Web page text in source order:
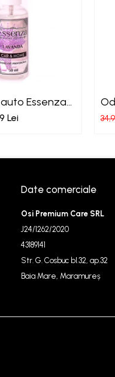
Essenza
Lei
Date comerciale
Osi Premium Care SRL
J24/1262/2020
43189141
Str. G. Cosbuc bl.32, ap.32
Baia Mare, Maramureș